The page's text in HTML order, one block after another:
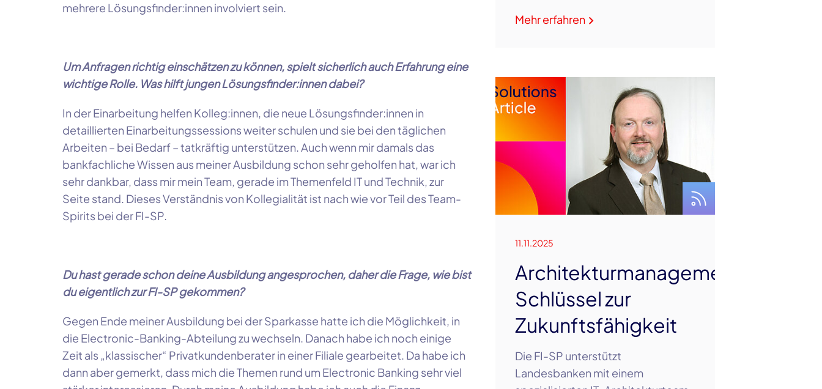
mehrere Lösungsfinder:innen involviert sein.
Um Anfragen richtig einschätzen zu können, spielt sicherlich auch Erfahrung eine
wichtige Rolle. Was hilft jungenLösungsfinder:innendabei?
In der Einarbeitung helfen Kolleg:innen, die neue Lösungsfinder:innen in
detaillierten Einarbeitungssessions weiter schulen und sie bei den täglichen
Arbeiten – bei Bedarf – tatkräftig unterstützen. Auch wenn mir damals das
bankfachliche Wissen aus meiner Ausbildung schon sehr geholfen hat, war ich
sehr dankbar, dass mir mein Team, gerade im Themenfeld IT und Technik, zur
Seite stand. Dieses Verständnis von Kollegialität ist nach wie vor Teil des Team-
Spirits bei derFI-SP.
Du hast gerade schon deine Ausbildung angesprochen, daher die Frage, wie bist
du eigentlich zurFI-SPgekommen?
Gegen Ende meiner Ausbildung bei der Sparkasse hatte ich die Möglichkeit, in
die Electronic-Banking-Abteilung zu wechseln. Danach habe ich noch einige
Zeit als „klassischer“ Privatkundenberater in einer Filiale gearbeitet. Da habe ich
dann aber gemerkt, dass mich die Themen rund um Electronic Banking sehr viel
Mehr erfahren
11.11.2025
Architekturmanagement:
Schlüssel zur
Zukunftsfähigkeit
Die FI-SP unterstützt
Landesbanken mit einem